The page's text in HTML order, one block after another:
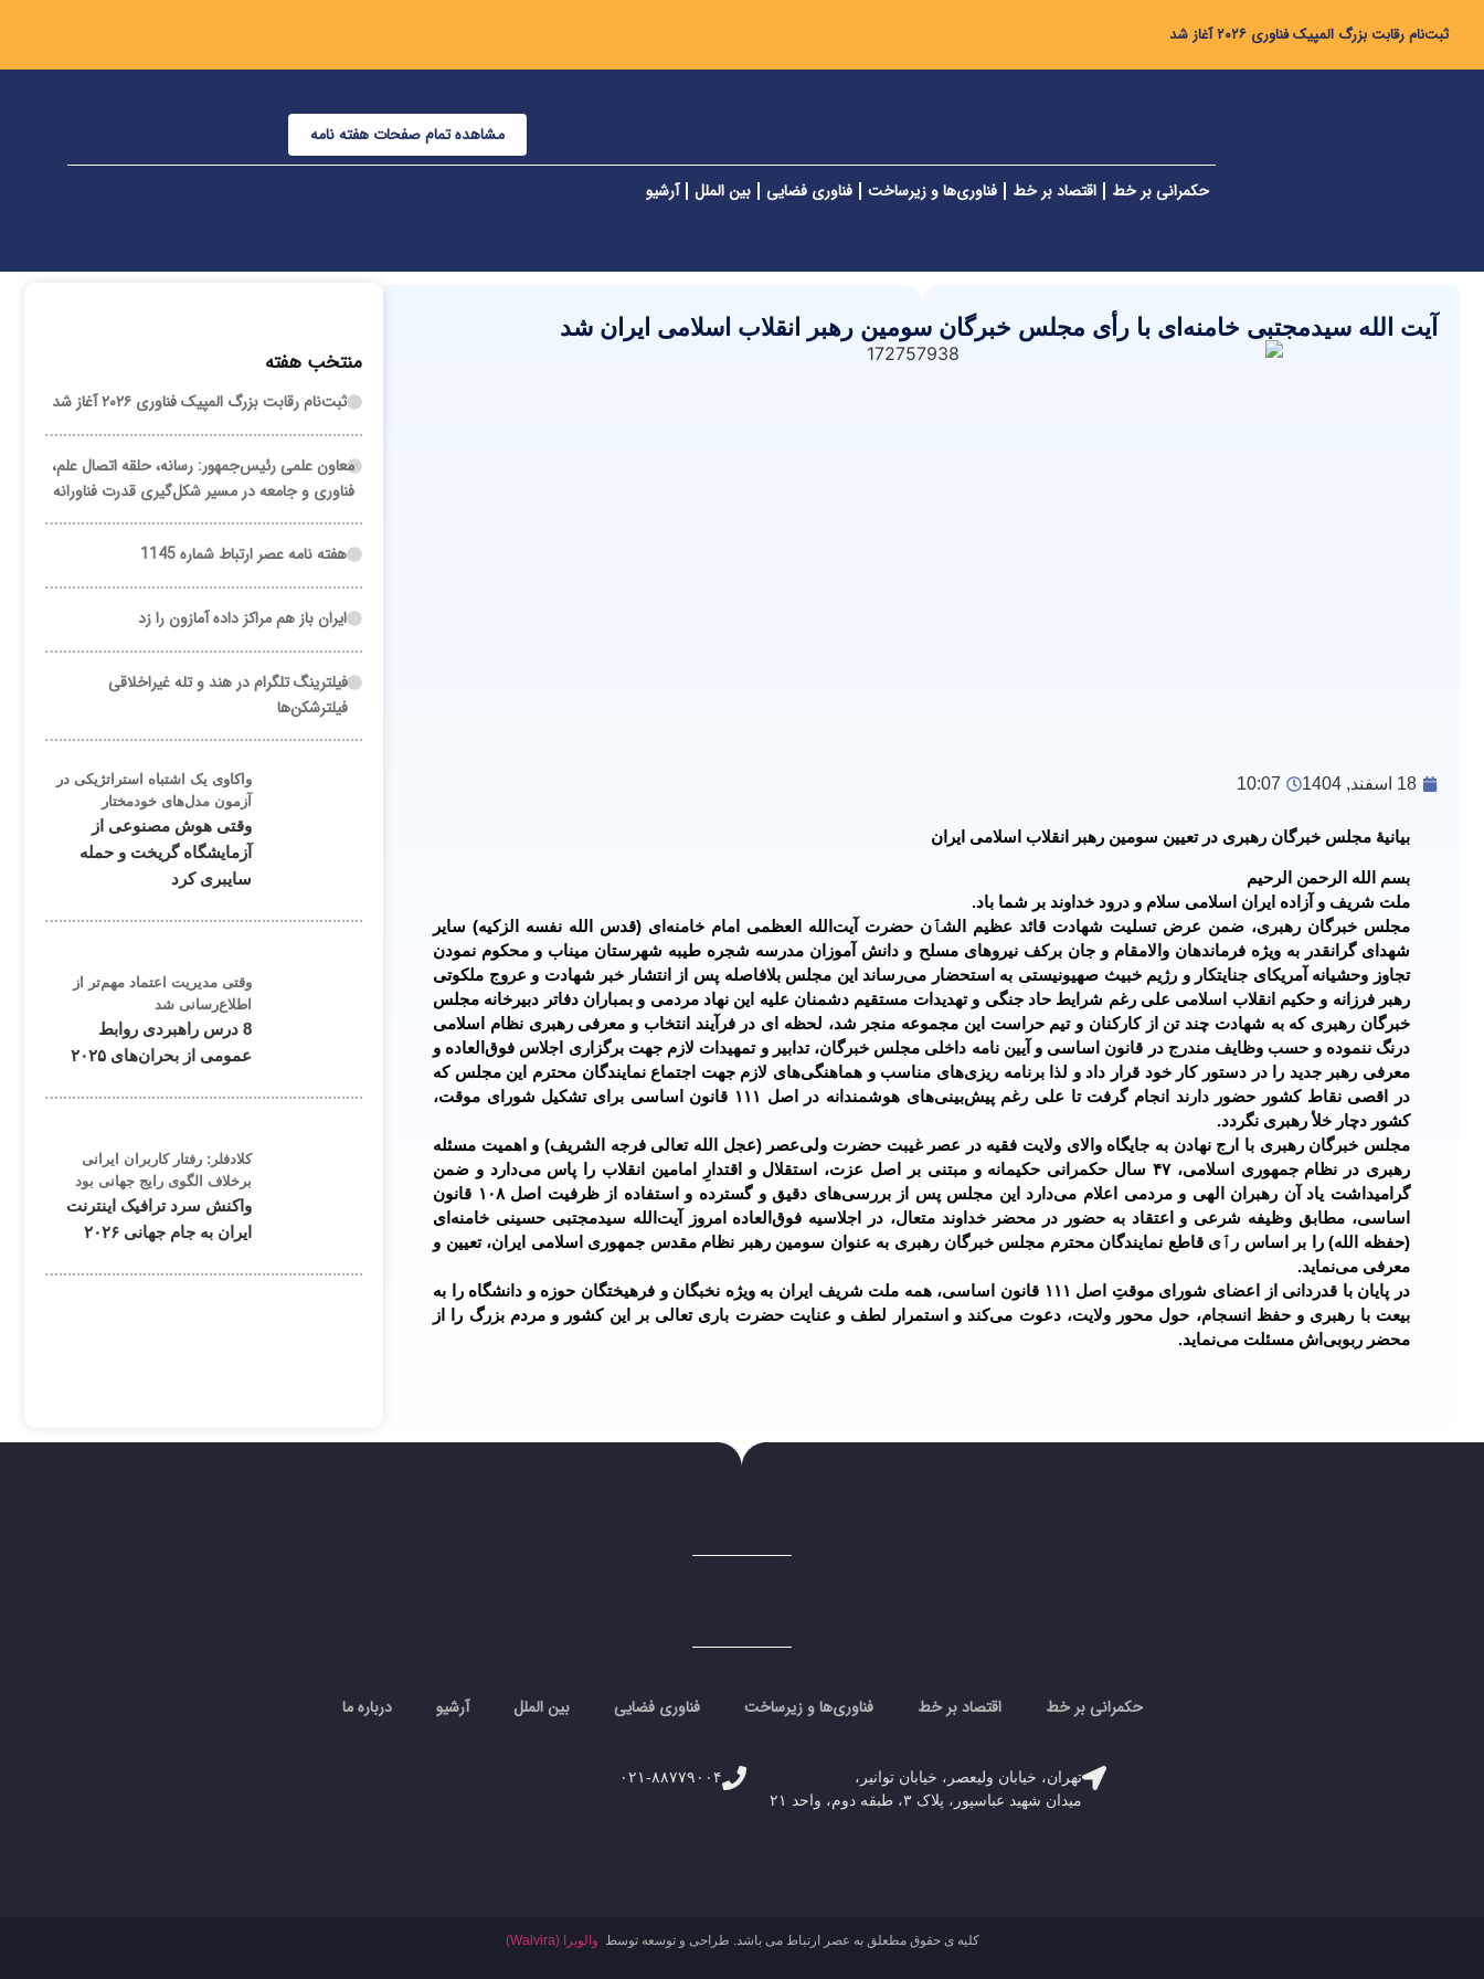
ثبت‌نام رقابت بزرگ المپیک فناوری ۲۰۲۶ آغاز شد
مشاهده تمام صفحات هفته نامه
حکمرانی بر خط اقتصاد بر خط فناوری‌ها و زیرساخت فناوری فضایی بین الملل آرشیو
آیت الله سیدمجتبی خامنه‌ای با رأی مجلس خبرگان سومین رهبر انقلاب اسلامی ایران شد
18 اسفند, 1404 10:07
بیانیۀ مجلس خبرگان رهبری در تعیین سومین رهبر انقلاب اسلامی ایران
بسم الله الرحمن الرحیم
ملت شریف و آزاده ایران اسلامی سلام و درود خداوند بر شما باد.
مجلس خبرگان رهبری، ضمن عرض تسلیت شهادت قائد عظیم الشٱن حضرت آیت‌الله العظمی امام خامنه‌ای (قدس الله نفسه الزکیه) سایر
شهدای گرانقدر به ویژه فرماندهان والامقام و جان برکف نیروهای مسلح و دانش آموزان مدرسه شجره طیبه شهرستان میناب و محکوم نمودن
تجاوز وحشیانه آمریکای جنایتکار و رژیم خبیث صهیونیستی به استحضار می‌رساند این مجلس بلافاصله پس از انتشار خبر شهادت و عروج ملکوتی
رهبر فرزانه و حکیم انقلاب اسلامی علی رغم شرایط حاد جنگی و تهدیدات مستقیم دشمنان علیه این نهاد مردمی و بمباران دفاتر دبیرخانه مجلس
خبرگان رهبری که به شهادت چند تن از کارکنان و تیم حراست این مجموعه منجر شد، لحظه ای در فرآیند انتخاب و معرفی رهبری نظام اسلامی
درنگ ننموده و حسب وظایف مندرج در قانون اساسی و آیین نامه داخلی مجلس خبرگان، تدابیر و تمهیدات لازم جهت برگزاری اجلاس فوق‌العاده و
معرفی رهبر جدید را در دستور کار خود قرار داد و لذا برنامه ریزی‌های مناسب و هماهنگی‌های لازم جهت اجتماع نمایندگان محترم این مجلس که
در اقصی نقاط کشور حضور دارند انجام گرفت تا علی رغم پیش‌بینی‌های هوشمندانه در اصل ۱۱۱ قانون اساسی برای تشکیل شورای موقت،
کشور دچار خلأ رهبری نگردد.
مجلس خبرگان رهبری با ارج نهادن به جایگاه والای ولایت فقیه در عصر غیبت حضرت ولی‌عصر (عجل الله تعالی فرجه الشریف) و اهمیت مسئله
رهبری در نظام جمهوری اسلامی، ۴۷ سال حکمرانی حکیمانه و مبتنی بر اصل عزت، استقلال و اقتدارِ امامین انقلاب را پاس می‌دارد و ضمن
گرامیداشت یاد آن رهبران الهی و مردمی اعلام می‌دارد این مجلس پس از بررسی‌های دقیق و گسترده و استفاده از ظرفیت اصل ۱۰۸ قانون
اساسی، مطابق وظیفه شرعی و اعتقاد به حضور در محضر خداوند متعال، در اجلاسیه فوق‌العاده امروز آیت‌الله سیدمجتبی حسینی خامنه‌ای
(حفظه الله) را بر اساس رٱی قاطع نمایندگان محترم مجلس خبرگان رهبری به عنوان سومین رهبر نظام مقدس جمهوری اسلامی ایران، تعیین و
معرفی می‌نماید.
در پایان با قدردانی از اعضای شورای موقتِ اصل ۱۱۱ قانون اساسی، همه ملت شریف ایران به ویژه نخبگان و فرهیختگان حوزه و دانشگاه را به
بیعت با رهبری و حفظ انسجام، حول محور ولایت، دعوت می‌کند و استمرار لطف و عنایت حضرت باری تعالی بر این کشور و مردم بزرگ را از
محضر ربوبی‌اش مسئلت می‌نماید.
منتخب هفته
ثبت‌نام رقابت بزرگ المپیک فناوری ۲۰۲۶ آغاز شد
معاون علمی رئیس‌جمهور: رسانه، حلقه اتصال علم،
فناوری و جامعه در مسیر شکل‌گیری قدرت فناورانه
هفته نامه عصر ارتباط شماره 1145
ایران باز هم مراکز داده آمازون را زد
فیلترینگ تلگرام در هند و تله غیراخلاقی
فیلترشکن‌ها
واکاوی یک اشتباه استراتژیکی در
آزمون مدل‌های خودمختار
وقتی هوش مصنوعی از
آزمایشگاه گریخت و حمله
سایبری کرد
وقتی مدیریت اعتماد مهم‌تر از
اطلاع‌رسانی شد
8 درس راهبردی روابط
عمومی از بحران‌های ۲۰۲۵
کلادفلر: رفتار کاربران ایرانی
برخلاف الگوی رایج جهانی بود
واکنش سرد ترافیک اینترنت
ایران به جام جهانی ۲۰۲۶
حکمرانی بر خط اقتصاد بر خط فناوری‌ها و زیرساخت فناوری فضایی بین الملل آرشیو درباره ما
تهران، خیابان ولیعصر، خیابان توانیر،
میدان شهید عباسپور، پلاک ۳، طبقه دوم، واحد ۲۱
۰۲۱-۸۸۷۷۹۰۰۴
کلیه ی حقوق مطعلق به عصر ارتباط می باشد. طراحی و توسعه توسط والویرا (Walvira)